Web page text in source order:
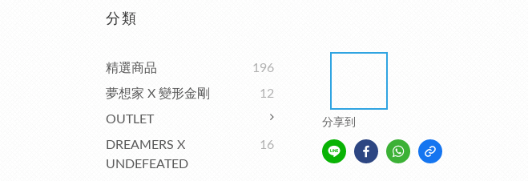
分類
精選商品
196
夢想家 X 變形金剛
12
OUTLET
DREAMERS X
UNDEFEATED
16
分享到